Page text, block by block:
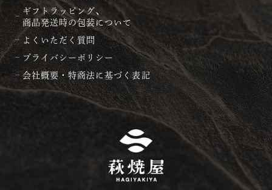
ギフトラッピング、
商品発送時の包装について
よくいただく質問
プライバシーポリシー
会社概要・特商法に基づく表記